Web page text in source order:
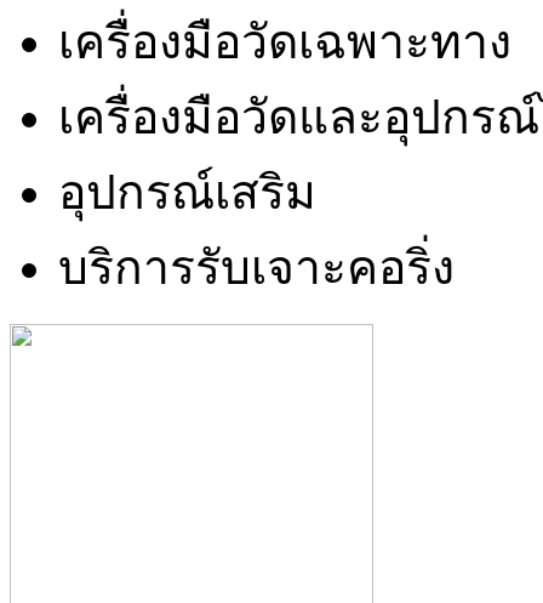
เครื่องมือวัดเฉพาะทาง
เครื่องมือวัดและอุปกร
อุปกรณ์เสริม
บริการรับเจาะคอริ่ง